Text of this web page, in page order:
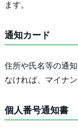
ます。
通知カード
住所や氏名等の通
なければ、マイナ
個人番号通知書